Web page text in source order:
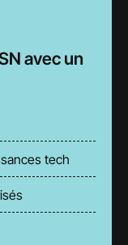
avec un
tech